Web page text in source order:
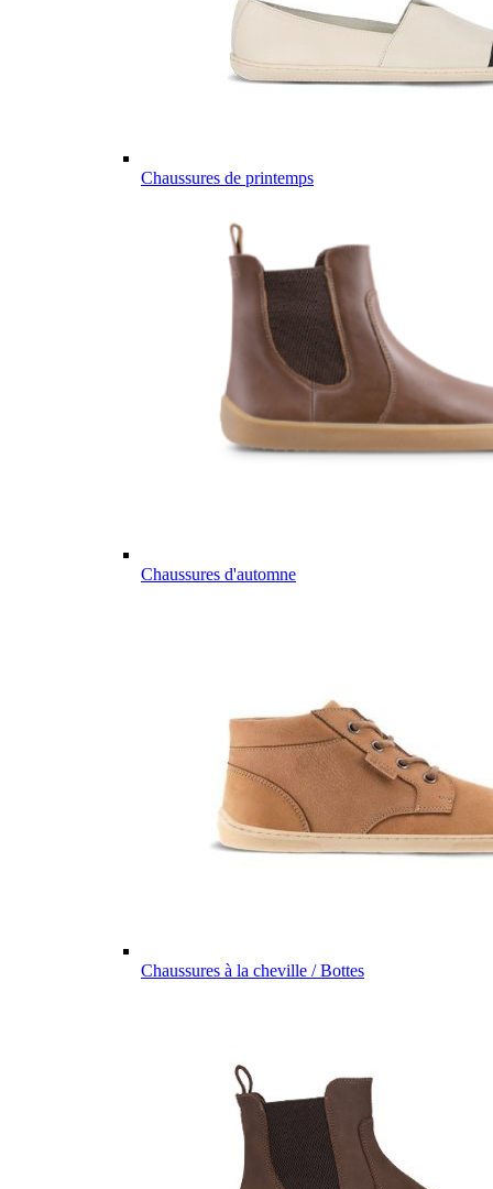
Chaussures de printemps
Chaussures d'automne
Chaussures à la cheville / Bottes